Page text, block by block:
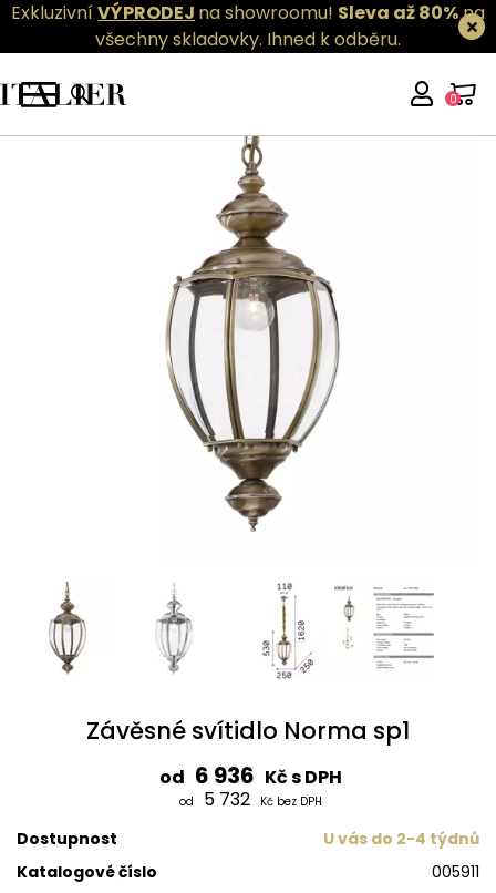
ExkluzivníVÝPRODEJ na showroomu! Sleva až 80%na
všechny skladovky. Ihned k odběru.
0
Závěsné svítidlo Norma sp1
od 6 936 Kč s DPH
od 5 732 Kč bez DPH
Dostupnost
U vás do 2-4 týdnů
Katalogové číslo
005911